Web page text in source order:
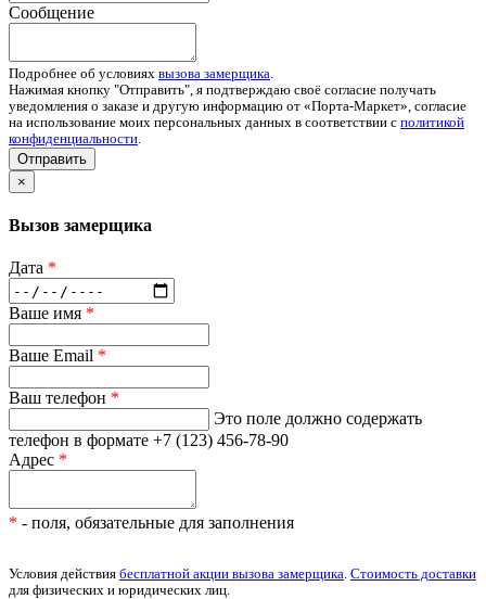
Сообщение
Подробнее об условиях вызова замерщика
Нажимая кнопку "Отправить", я подтверждаю своё согласие получать
уведомления о заказе и другую информацию от «Порта-Маркет», согласие
на использование моих персональных данных в соответствии с политикой
конфиденциальности
Отправить
×
Вызов замерщика
Дата *
Ваше имя *
Ваше Email *
Ваш телефон *
Это поле должно содержать
телефон в формате +7 (123) 456-78-90
Адрес *
* - поля, обязательные для заполнения
Условия действия бесплатной акции вызова замерщика. Стоимость доставки
для физических и юридических лиц.